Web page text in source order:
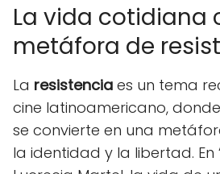
La vida cotidiana
metáfora de
La resistencia es un tema
cine latinoamericano,
se convierte en una
la identidad y la libertad. En